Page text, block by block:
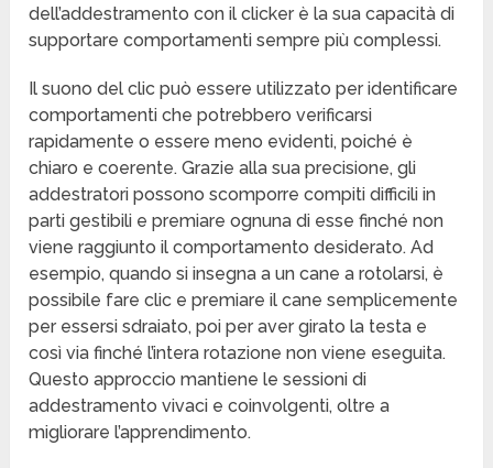
dell’addestramento con il clicker è la sua capacità di
supportare comportamenti sempre più complessi.
Il suono del clic può essere utilizzato per identificare
comportamenti che potrebbero verificarsi
rapidamente o essere meno evidenti, poiché è
chiaro e coerente. Grazie alla sua precisione, gli
addestratori possono scomporre compiti difficili in
parti gestibili e premiare ognuna di esse finché non
viene raggiunto il comportamento desiderato. Ad
esempio, quando si insegna a un cane a rotolarsi, è
possibile fare clic e premiare il cane semplicemente
per essersi sdraiato, poi per aver girato la testa e
così via finché l’intera rotazione non viene eseguita.
Questo approccio mantiene le sessioni di
addestramento vivaci e coinvolgenti, oltre a
migliorare l’apprendimento.